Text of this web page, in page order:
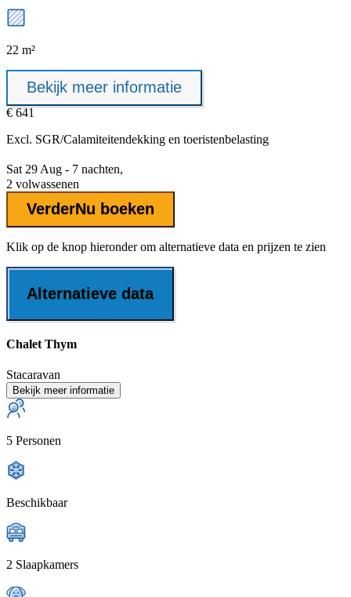
22 m²
Bekijk meer informatie
€ 641
Excl. SGR/Calamiteitendekking en toeristenbelasting
Sat 29 Aug - 7 nachten,
2 volwassenen
VerderNu boeken
Klik op de knop hieronder om alternatieve data en prijzen te zien
Alternatieve data
Chalet Thym
Stacaravan
Bekijk meer informatie
5 Personen
Beschikbaar
2 Slaapkamers